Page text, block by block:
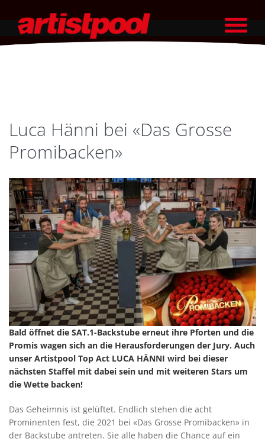
Luca Hänni bei «Das Grosse
Promibacken»
Bald öffnet die SAT.1-Backstube erneut ihre Pforten und die
Promis wagen sich an die Herausforderungen der Jury. Auch
unser Artistpool Top Act LUCA HÄNNI wird bei dieser
nächsten Staffel mit dabei sein und mit weiteren Stars um
die Wette backen!
Das Geheimnis ist gelüftet. Endlich stehen die acht
Prominenten fest, die 2021 bei «Das Grosse Promibacken» in
der Backstube antreten. Sie alle haben die Chance auf ein